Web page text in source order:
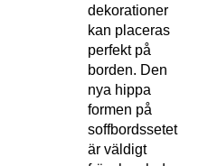
dekorationer
kan placeras
perfekt på
borden. Den
nya hippa
formen på
soffbordssetet
är väldigt